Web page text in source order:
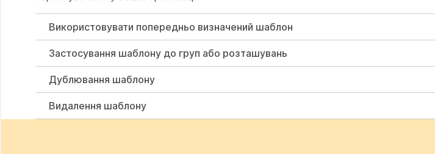
Використовувати попередньо визначений шаблон
Застосування шаблону до груп або розташувань
Дублювання шаблону
Видалення шаблону